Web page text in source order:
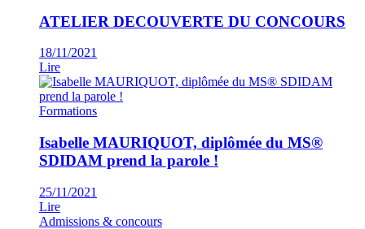
ATELIER DECOUVERTE DU CONCOURS
18/11/2021
Lire
Formations
Isabelle MAURIQUOT, diplômée du MS®
SDIDAM prend la parole !
25/11/2021
Lire
Admissions & concours